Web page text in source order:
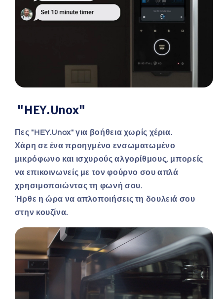
"HEY.Unox"
Πες "HEY.Unox" για βοήθεια χωρίς χέρια.
Χάρη σε ένα προηγμένο ενσωματωμένο
μικρόφωνο και ισχυρούς αλγορίθμους, μπορείς
να επικοινωνείς με τον φούρνο σου απλά
χρησιμοποιώντας τη φωνή σου.
Ήρθε η ώρα να απλοποιήσεις τη δουλειά σου
στην κουζίνα.